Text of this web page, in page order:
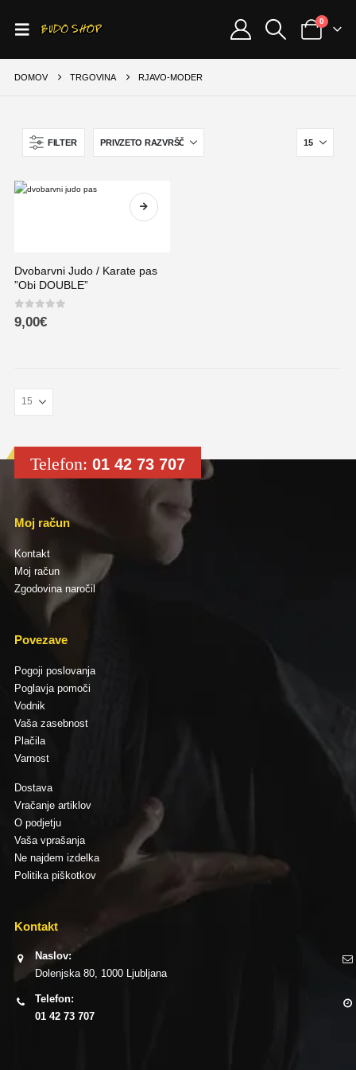
0
DOMOV TRGOVINA RJAVO-MODER
FILTER
Dvobarvni Judo / Karate pas
”Obi DOUBLE”
0out of 5
9,00€
Telefon: 01 42 73 707
Moj račun
Kontakt
Moj račun
Zgodovina naročil
Povezave
Pogoji poslovanja
Poglavja pomoči
Vodnik
Vaša zasebnost
Plačila
Varnost
Dostava
Vračanje artiklov
O podjetju
Vaša vprašanja
Ne najdem izdelka
Politika piškotkov
Kontakt
Naslov:
Dolenjska 80, 1000 Ljubljana
Telefon:
01 42 73 707